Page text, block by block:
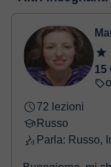
conoscerla: Vedere
realizzare il
- Carta di credito/
- Paypal.
Una volta che hai
conferma della
15
72 lezioni
Russo
Parla: Russo,